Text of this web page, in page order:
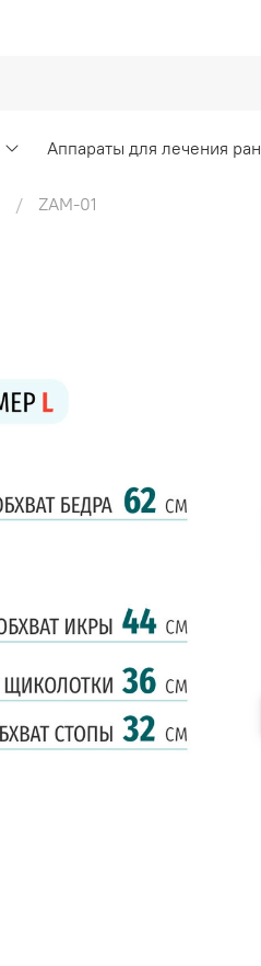
Аппараты для лечения ран
ZAM-01